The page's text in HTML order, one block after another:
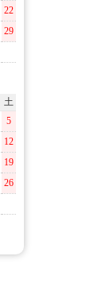
22
29
土
5
12
19
26